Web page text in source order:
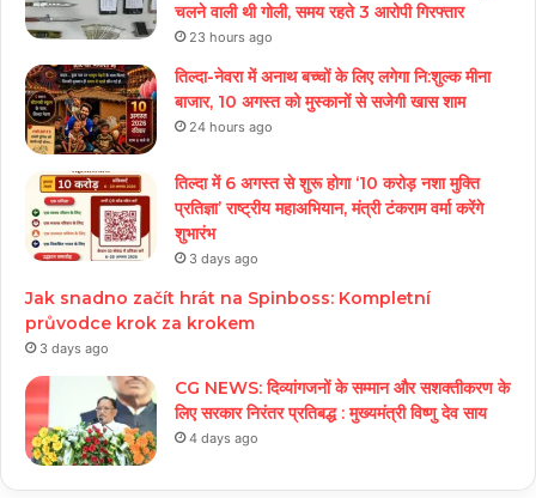
चलने वाली थी गोली, समय रहते 3 आरोपी गिरफ्तार
23 hours ago
तिल्दा-नेवरा में अनाथ बच्चों के लिए लगेगा नि:शुल्क मीना
बाजार, 10 अगस्त को मुस्कानों से सजेगी खास शाम
24 hours ago
तिल्दा में 6 अगस्त से शुरू होगा ‘10 करोड़ नशा मुक्ति
प्रतिज्ञा’ राष्ट्रीय महाअभियान, मंत्री टंकराम वर्मा करेंगे
शुभारंभ
3 days ago
Jak snadno začít hrát na Spinboss: Kompletní
průvodce krok za krokem
3 days ago
CG NEWS: दिव्यांगजनों के सम्मान और सशक्तीकरण के
लिए सरकार निरंतर प्रतिबद्ध : मुख्यमंत्री विष्णु देव साय
4 days ago